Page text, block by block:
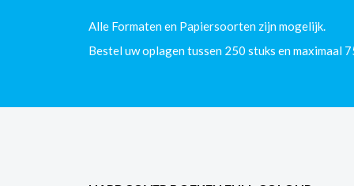
Alle Formaten en Papiersoorten zijn mogelijk.
Bestel uw oplagen tussen 250 stuks en maximaal